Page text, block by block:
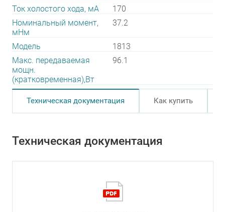
Ток холостого хода, мА
170
Номинальный момент,
мНм
37.2
Модель
1813
Макс. передаваемая
мощн.
(кратковременная),Вт
96.1
Техническая документация Как купить
Техническая документация